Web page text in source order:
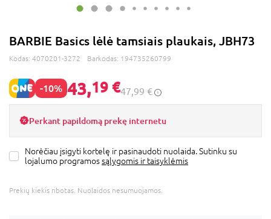
BARBIE Basics lėlė tamsiais plaukais, JBH73
Kodas: 4070201-3272 Barkodas: 194735260799
-10% 43,19 €47,99 €
Perkant papildomą prekę internetu
Norėčiau įsigyti kortelę ir pasinaudoti nuolaida. Sutinku su
lojalumo programossąlygomis ir taisyklėmis
Prekių kiekis ribotas. Nuolaidos nesumuojamos.